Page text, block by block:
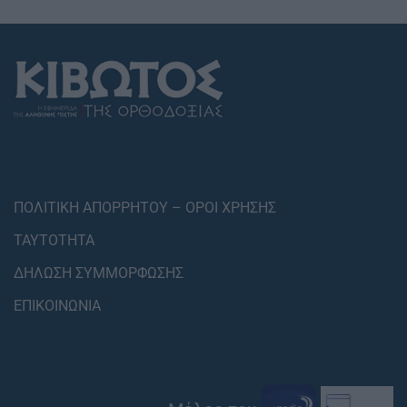
ΠΟΛΙΤΙΚΗ ΑΠΟΡΡΗΤΟΥ – ΟΡΟΙ ΧΡΗΣΗΣ
ΤΑΥΤΟΤΗΤΑ
ΔΗΛΩΣΗ ΣΥΜΜΟΡΦΩΣΗΣ
ΕΠΙΚΟΙΝΩΝΙΑ